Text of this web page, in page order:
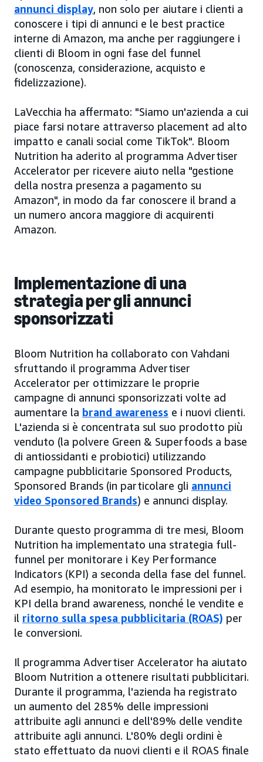
annunci display, non solo per aiutare i clienti a
conoscere i tipi di annunci e le best practice
interne di Amazon, ma anche per raggiungere i
clienti di Bloom in ogni fase del funnel
(conoscenza, considerazione, acquisto e
fidelizzazione).
LaVecchia ha affermato: "Siamo un'azienda a cui
piace farsi notare attraverso placement ad alto
impatto e canali social come TikTok". Bloom
Nutrition ha aderito al programma Advertiser
Accelerator per ricevere aiuto nella "gestione
della nostra presenza a pagamento su
Amazon", in modo da far conoscere il brand a
un numero ancora maggiore di acquirenti
Amazon.
Implementazione di una
strategia per gli annunci
sponsorizzati
Bloom Nutrition ha collaborato con Vahdani
sfruttando il programma Advertiser
Accelerator per ottimizzare le proprie
campagne di annunci sponsorizzati volte ad
aumentare la brand awareness e i nuovi clienti.
L'azienda si è concentrata sul suo prodotto più
venduto (la polvere Green & Superfoods a base
di antiossidanti e probiotici) utilizzando
campagne pubblicitarie Sponsored Products,
Sponsored Brands (in particolare gli annunci
video Sponsored Brands) e annunci display.
Durante questo programma di tre mesi, Bloom
Nutrition ha implementato una strategia full-
funnel per monitorare i Key Performance
Indicators (KPI) a seconda della fase del funnel.
Ad esempio, ha monitorato le impressioni per i
KPI della brand awareness, nonché le vendite e
il ritorno sulla spesa pubblicitaria (ROAS) per
le conversioni.
Il programma Advertiser Accelerator ha aiutato
Bloom Nutrition a ottenere risultati pubblicitari.
Durante il programma, l'azienda ha registrato
un aumento del 285% delle impressioni
attribuite agli annunci e dell'89% delle vendite
attribuite agli annunci. L'80% degli ordini è
stato effettuato da nuovi clienti e il ROAS finale